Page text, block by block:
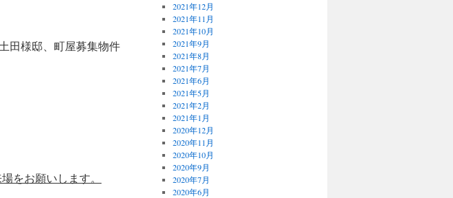
田様邸、町屋募集物件
をお願いします。
2021年12月
2021年11月
2021年10月
2021年9月
2021年8月
2021年7月
2021年6月
2021年5月
2021年2月
2021年1月
2020年12月
2020年11月
2020年10月
2020年9月
2020年7月
2020年6月